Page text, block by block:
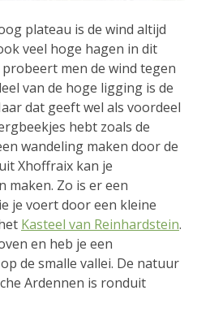
plateau is de wind altijd
veel hoge hagen in dit
men de wind tegen
van de hoge ligging is de
dat geeft wel als voordeel
hebt zoals de
wandeling maken door de
Xhoffraix kan je
maken. Zo is er een
je voert door een kleine
Kasteel van Reinhardstein.
en heb je een
de smalle vallei. De natuur
Ardennen is ronduit